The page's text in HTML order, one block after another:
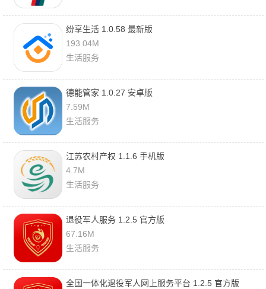
纷享生活 1.0.58 最新版
193.04M
生活服务
德能管家 1.0.27 安卓版
7.59M
生活服务
江苏农村产权 1.1.6 手机版
4.7M
生活服务
退役军人服务 1.2.5 官方版
67.16M
生活服务
全国一体化退役军人网上服务平台 1.2.5 官方版